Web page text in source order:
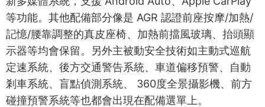
等功能。其他配備部分像是 AGR 認證前座按摩/加熱/
記憶/腰靠調整的真皮座椅、加熱前擋風玻璃、抬頭顯
示器等均會保留。另外主被動安全技術如主動式巡航
定速系統、後方交通警告系統、車道偏移預警、自動
剎車系統、盲點偵測系統、 360度全景攝影機、前方
碰撞預警系統等也都會出現在配備選單上。